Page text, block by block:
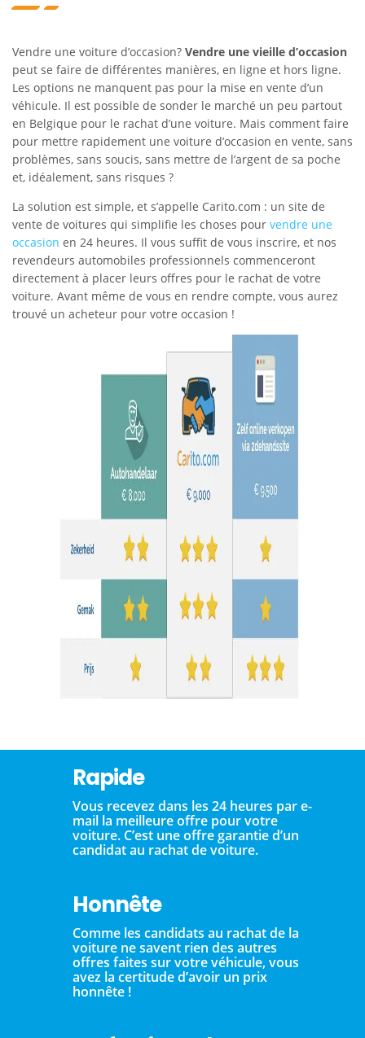
Vendre une voiture d’occasion? Vendre une vieille d’occasion
peut se faire de différentes manières, en ligne et hors ligne.
Les options ne manquent pas pour la mise en vente d’un
véhicule. Il est possible de sonder le marché un peu partout
en Belgique pour le rachat d’une voiture. Mais comment faire
pour mettre rapidement une voiture d’occasion en vente, sans
problèmes, sans soucis, sans mettre de l’argent de sa poche
et, idéalement, sans risques ?
La solution est simple, et s’appelle Carito.com : un site de
vente de voitures qui simplifie les choses pour vendre une
occasion en 24 heures. Il vous suffit de vous inscrire, et nos
revendeurs automobiles professionnels commenceront
directement à placer leurs offres pour le rachat de votre
voiture. Avant même de vous en rendre compte, vous aurez
trouvé un acheteur pour votre occasion !
Rapide
Vous recevez dans les 24 heures par e-
mail la meilleure offre pour votre
voiture. C’est une offre garantie d’un
candidat au rachat de voiture.
Honnête
Comme les candidats au rachat de la
voiture ne savent rien des autres
offres faites sur votre véhicule, vous
avez la certitude d’avoir un prix
honnête !